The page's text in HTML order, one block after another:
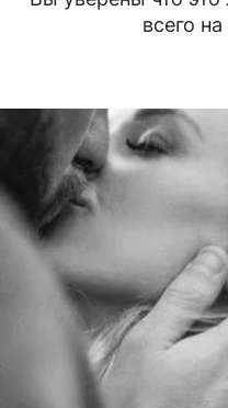
всего